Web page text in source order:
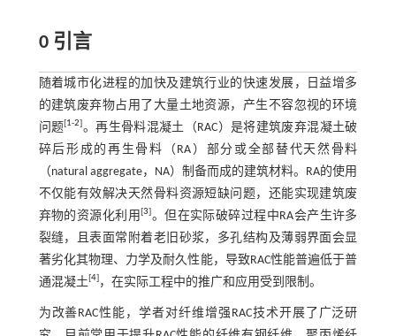
0 引言
随着城市化进程的加快及建筑行业的快速发展，日益增多
的建筑废弃物占用了大量土地资源，产生不容忽视的环境
问题[1-2]。再生骨料混凝土（RAC）是将建筑废弃混凝土破
碎后形成的再生骨料（RA）部分或全部替代天然骨料
（natural aggregate，NA）制备而成的建筑材料。RA的使用
不仅能有效解决天然骨料资源短缺问题，还能实现建筑废
弃物的资源化利用[3]。但在实际破碎过程中RA会产生许多
裂缝，且表面常附着老旧砂浆，多孔结构及薄弱界面会显
著劣化其物理、力学及耐久性能，导致RAC性能普遍低于普
通混凝土[4]，在实际工程中的推广和应用受到限制。
为改善RAC性能，学者对纤维增强RAC技术开展了广泛研